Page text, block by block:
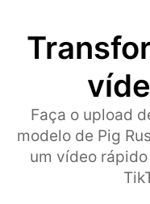
Faça o upload
modelo de Pig
um vídeo